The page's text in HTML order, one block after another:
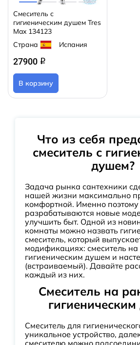
Смеситель с
гигиеническим душем Tres
Max 134123
Страна
Испания
27900 q
В корзину
Что из себя
смеситель с
душем?
Задача рынка сантехники
нашей жизни максимально
комфортной. Именно поэтому
разрабатываются новые
улучшить быт. Одной из
комнаты можно назвать
смеситель, который
модификациях: смеситель на
гигиеническим душем и
(встраиваемый). Давайте
каждый из них.
Смеситель на
Смеситель для
уникальное устройство,
смесителю можно